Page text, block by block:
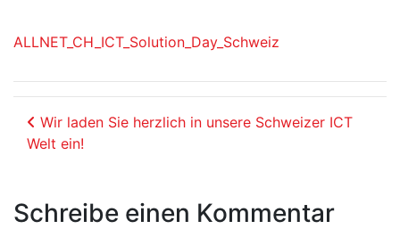
ALLNET_CH_ICT_Solution_Day_Schweiz
Beitrags-Navigation
Wir laden Sie herzlich in unsere Schweizer ICT
Welt ein!
Schreibe einen Kommentar